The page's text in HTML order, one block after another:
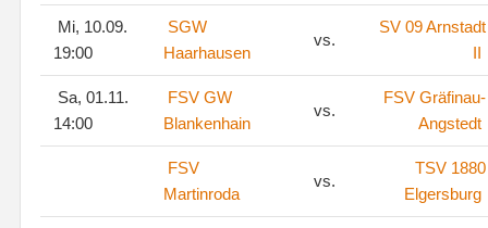
Mi, 10.09.
19:00
SGW
Haarhausen
vs.
SV 09 Arnstadt
II
Sa, 01.11.
14:00
FSV GW
Blankenhain
vs.
FSV Gräfinau-
Angstedt
FSV
Martinroda
vs.
TSV 1880
Elgersburg